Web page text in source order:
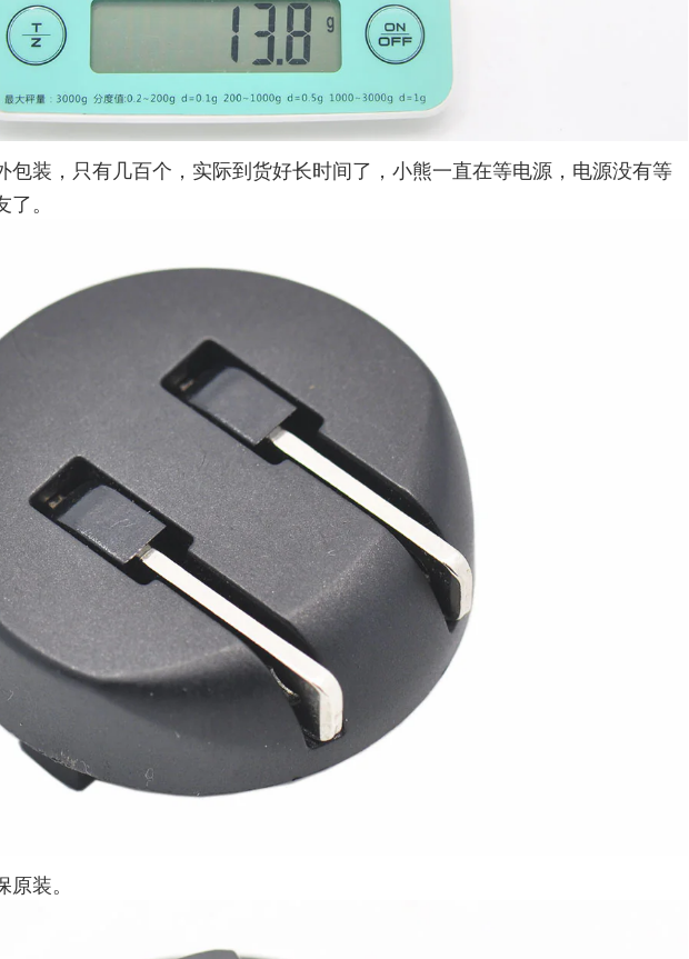
包装，只有几百个，实际到货好长时间了，小熊一直在等电源，电源没有等
。
装。